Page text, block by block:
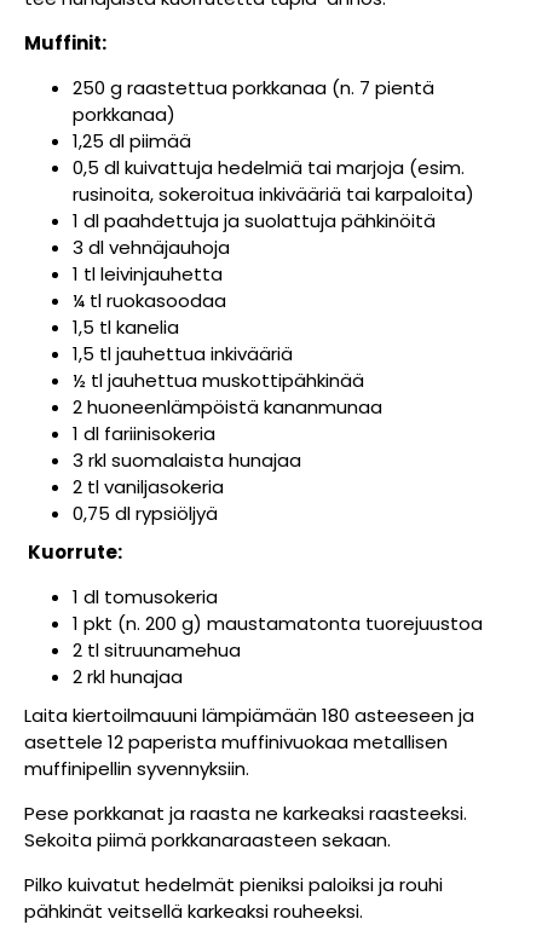
Muffinit:
250 g raastettua porkkanaa (n. 7 pientä
porkkanaa)
1,25 dl piimää
0,5 dl kuivattuja hedelmiä tai marjoja (esim.
rusinoita, sokeroitua inkivääriä tai karpaloita)
1 dl paahdettuja ja suolattuja pähkinöitä
3 dl vehnäjauhoja
1 tl leivinjauhetta
¼ tl ruokasoodaa
1,5 tl kanelia
1,5 tl jauhettua inkivääriä
½ tl jauhettua muskottipähkinää
2 huoneenlämpöistä kananmunaa
1 dl fariinisokeria
3 rkl suomalaista hunajaa
2 tl vaniljasokeria
0,75 dl rypsiöljyä
Kuorrute:
1 dl tomusokeria
1 pkt (n. 200 g) maustamatonta tuorejuustoa
2 tl sitruunamehua
2 rkl hunajaa
Laita kiertoilmauuni lämpiämään 180 asteeseen ja
asettele 12 paperista muffinivuokaa metallisen
muffinipellin syvennyksiin.
Pese porkkanat ja raasta ne karkeaksi raasteeksi.
Sekoita piimä porkkanaraasteen sekaan.
Pilko kuivatut hedelmät pieniksi paloiksi ja rouhi
pähkinät veitsellä karkeaksi rouheeksi.